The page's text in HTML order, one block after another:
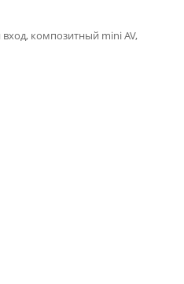
вход, композитный mini AV,